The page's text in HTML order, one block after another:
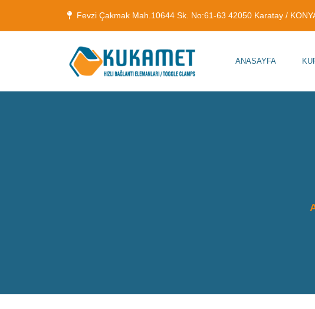
Fevzi Çakmak Mah.10644 Sk. No:61-63 42050 Karatay /
ANASAYFA